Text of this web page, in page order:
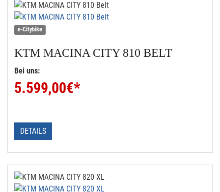
e-Citybike
KTM MACINA CITY 810 BELT
Bei uns:
5.599,00€*
DETAILS